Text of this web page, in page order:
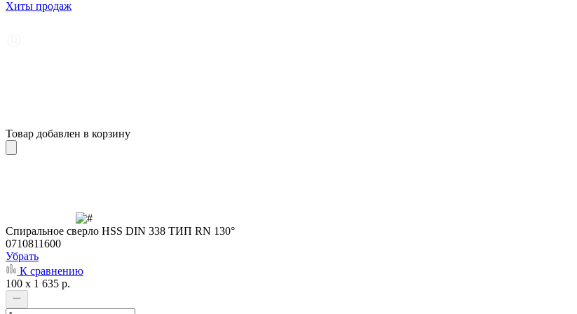
Хиты продаж
Товар добавлен в корзину
Cпиральное сверло HSS DIN 338 ТИП RN 130°
0710811600
Убрать
К сравнению
100 x 1 635 р.